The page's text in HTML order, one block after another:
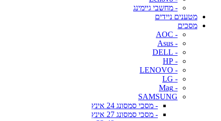
- מחשבי גיימינג
מטענים ניידים
מסכים
- AOC
- Asus
- DELL
- HP
- LENOVO
- LG
- Mag
SAMSUNG
- מסכי סמסונג 24 אינץ
- מסכי סמסונג 27 אינץ